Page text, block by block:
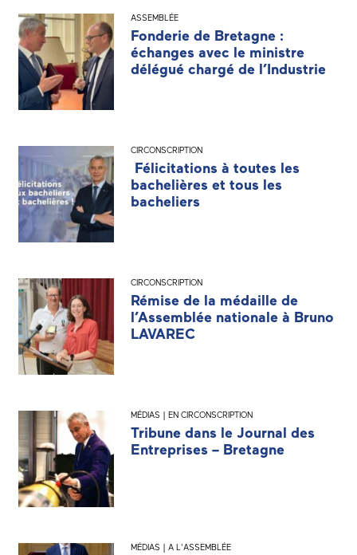
ASSEMBLÉE
Fonderie de Bretagne :
échanges avec le ministre
délégué chargé de l’Industrie
CIRCONSCRIPTION
Félicitations à toutes les
bachelières et tous les
bacheliers
CIRCONSCRIPTION
Rémise de la médaille de
l’Assemblée nationale à Bruno
LAVAREC
MÉDIAS | EN CIRCONSCRIPTION
Tribune dans le Journal des
Entreprises – Bretagne
MÉDIAS | A L'ASSEMBLÉE